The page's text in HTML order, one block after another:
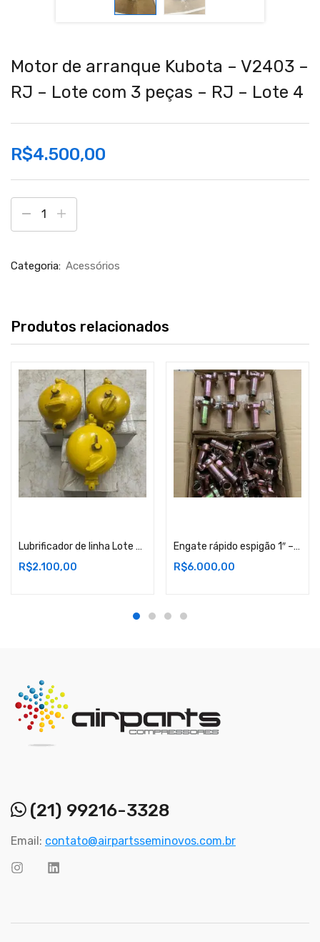
Motor de arranque Kubota – V2403 –
RJ – Lote com 3 peças – RJ – Lote 4
R$4.500,00
Categoria: Acessórios
Produtos relacionados
Lubrificador de linha Lote 2- RJ
R$2.100,00
Engate rápido espigão 1″ – Lote com 100 peças – Lote 1 – RJ
R$6.000,00
(21) 99216-3328
Email: contato@airpartsseminovos.com.br